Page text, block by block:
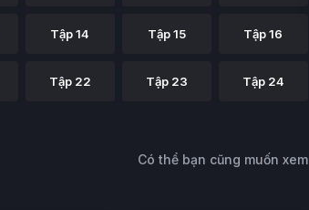
Tập 14 Tập 15 Tập 16
Tập 22 Tập 23 Tập 24
Có thể bạn cũng muốn xem